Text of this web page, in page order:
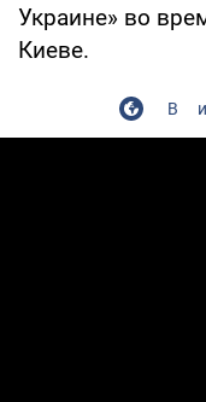
Украине» во
Киеве.